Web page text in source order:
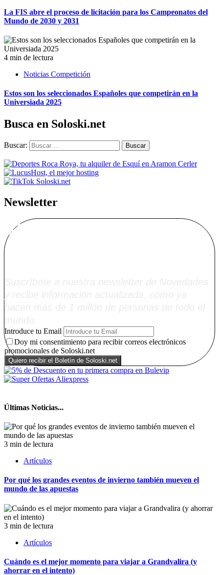
La FIS abre el proceso de licitación para los Campeonatos del
Mundo de 2030 y 2031
4 min de lectura
Noticias Competición
Estos son los seleccionados Españoles que competirán en la
Universiada 2025
Busca en Soloski.net
Buscar:
Newsletter
Alta Boletín
Introduce tu Email
Doy mi consentimiento para recibir correos electrónicos
promocionales de Soloski.net
Últimas Noticias...
3 min de lectura
Artículos
Por qué los grandes eventos de invierno también mueven el
mundo de las apuestas
3 min de lectura
Artículos
Cuándo es el mejor momento para viajar a Grandvalira (y
ahorrar en el intento)